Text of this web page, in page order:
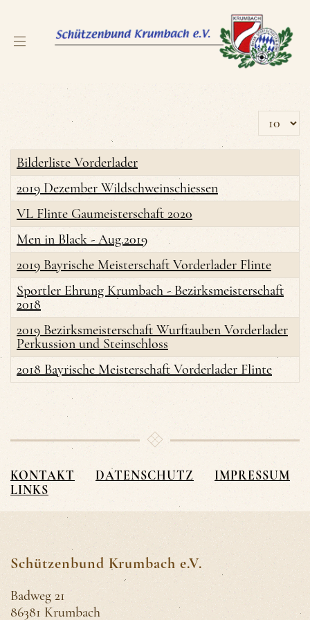
Anzeige
Bilderliste Vorderlader
2019 Dezember Wildschweinschiessen
VL Flinte Gaumeisterschaft 2020
Men in Black - Aug.2019
2019 Bayrische Meisterschaft Vorderlader Flinte
Sportler Ehrung Krumbach - Bezirksmeisterschaft
2018
2019 Bezirksmeisterschaft Wurftauben Vorderlader
Perkussion und Steinschloss
2018 Bayrische Meisterschaft Vorderlader Flinte
KONTAKT DATENSCHUTZ
IMPRESSUM
LINKS
Schützenbund Krumbach e.V.
Badweg 21
86381 Krumbach